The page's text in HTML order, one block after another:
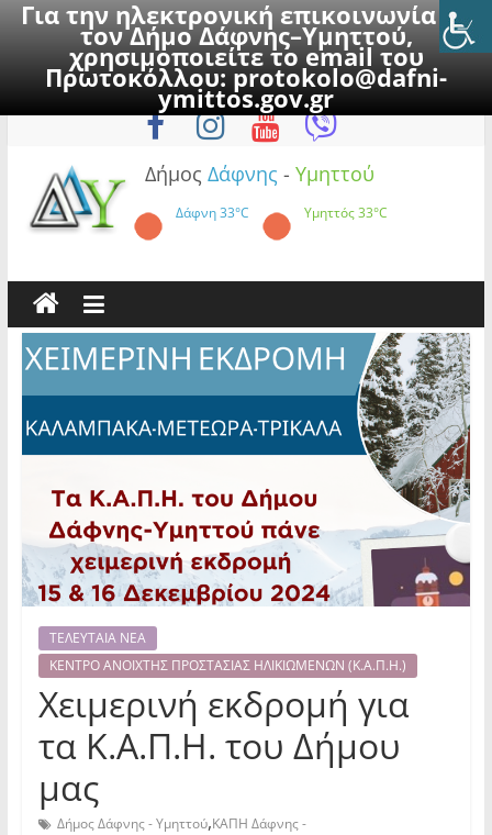
Για την ηλεκτρονική επικοινωνία με
τον Δήμο Δάφνης–Υμηττού,
χρησιμοποιείτε το email του
Πρωτοκόλλου:protokolo@dafni-
ymittos.gov.gr
to
Πέμπτη, 6 Αυγούστου 2026
Δήμος Δάφνης - Υμηττού
Δάφνη33°C Υμηττός33°C
ΤΕΛΕΥΤΑΙΑ ΝΕΑ
ΚΕΝΤΡΟ ΑΝΟΙΧΤΗΣ ΠΡΟΣΤΑΣΙΑΣ ΗΛΙΚΙΩΜΕΝΩΝ (Κ.Α.Π.Η.)
Χειμερινή εκδρομή για
τα Κ.Α.Π.Η. του Δήμου
μας
Δήμος Δάφνης - Υμηττού,ΚΑΠΗ Δάφνης -